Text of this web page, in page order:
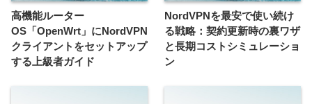
高機能ルーター
OS「OpenWrt」にNordVPN
クライアントをセットアップ
する上級者ガイド
NordVPNを最安で使い続け
る戦略：契約更新時の裏ワザ
と長期コストシミュレーショ
ン